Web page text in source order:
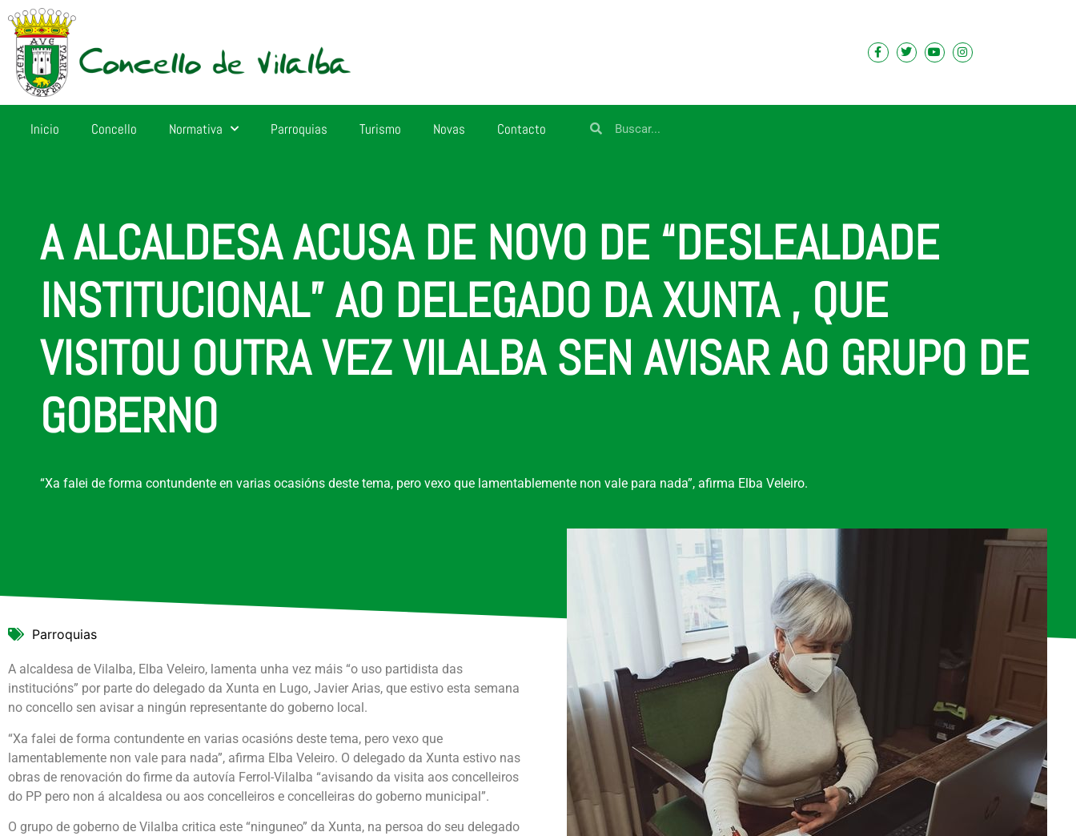
Inicio Concello Normativa Parroquias Turismo Novas Contacto
A ALCALDESA ACUSA DE NOVO DE “DESLEALDADE
INSTITUCIONAL” AO DELEGADO DA XUNTA , QUE
VISITOU OUTRA VEZ VILALBA SEN AVISAR AO GRUPO DE
GOBERNO
“Xa falei de forma contundente en varias ocasións deste tema, pero vexo que lamentablemente non vale para nada”, afirma Elba Veleiro.
Parroquias
A alcaldesa de Vilalba, Elba Veleiro, lamenta unha vez máis “o uso partidista das
institucións” por parte do delegado da Xunta en Lugo, Javier Arias, que estivo esta semana
no concello sen avisar a ningún representante do goberno local.
“Xa falei de forma contundente en varias ocasións deste tema, pero vexo que
lamentablemente non vale para nada”, afirma Elba Veleiro. O delegado da Xunta estivo nas
obras de renovación do firme da autovía Ferrol-Vilalba “avisando da visita aos concelleiros
do PP pero non á alcaldesa ou aos concelleiros e concelleiras do goberno municipal”.
O grupo de goberno de Vilalba critica este “ninguneo” da Xunta, na persoa do seu delegado